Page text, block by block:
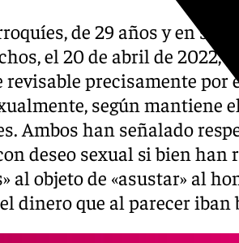
de 29 años y en
el 20 de abril de 2022,
revisable precisamente por
según mantiene
Ambos han señalado
deseo sexual si bien
al objeto de «asustar» al
el dinero que al parecer iban